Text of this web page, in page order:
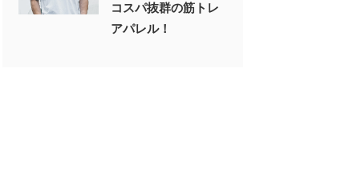
コスパ抜群の筋トレ
アパレル！